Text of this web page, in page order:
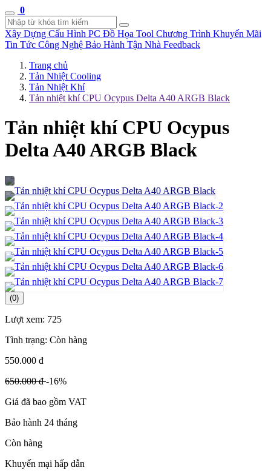
0
Xây Dựng Cấu Hình PC Đồ Họa Tool Chương Trình Khuyến Mãi
Tin Tức Công Nghệ Bảo Hành Tận Nhà Feedback
Trang chủ
Tản Nhiệt Cooling
Tản Nhiệt Khí
Tản nhiệt khí CPU Ocypus Delta A40 ARGB Black
Tản nhiệt khí CPU Ocypus
Delta A40 ARGB Black
(0)
Lượt xem: 725
Tình trạng: Còn hàng
550.000 đ
650.000 đ-16%
Giá đã bao gồm VAT
Bảo hành 24 tháng
Còn hàng
Khuyến mại hấp dẫn